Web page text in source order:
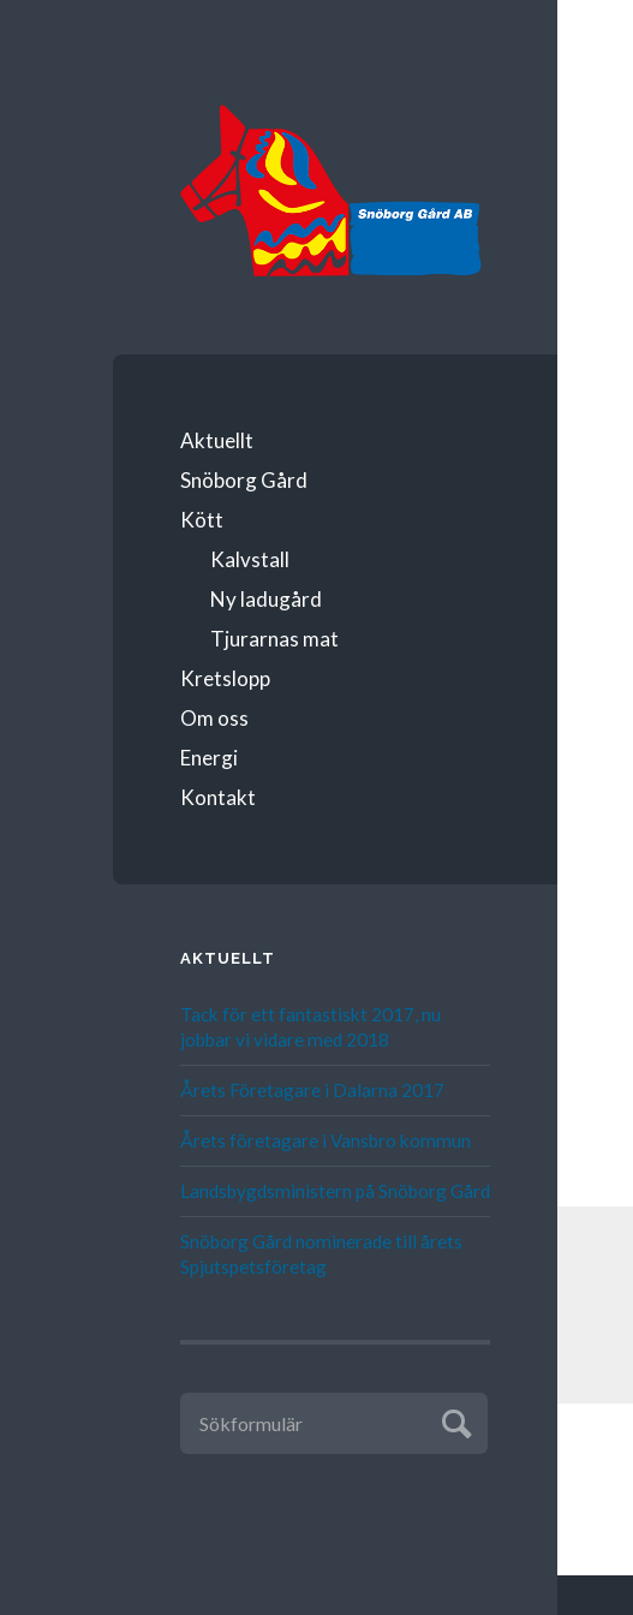
Aktuellt
Snöborg Gård
Kött
Kalvstall
Ny ladugård
Tjurarnas mat
Kretslopp
Om oss
Energi
Kontakt
AKTUELLT
Tack för ett fantastiskt 2017, nu
jobbar vi vidare med 2018
Årets Företagare i Dalarna 2017
Årets företagare i Vansbro kommun
Landsbygdsministern på Snöborg Gård
Snöborg Gård nominerade till årets
Spjutspetsföretag